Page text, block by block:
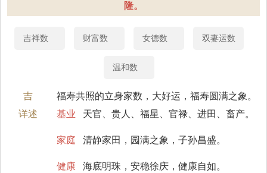
隆。
吉祥数 财富数 女德数 双妻运数
温和数
吉
福寿共照的立身家数，大好运，福寿圆满之象。
详述
基业 天官、贵人、福星、官禄、进田、畜产。
家庭 清静家田，园满之象，子孙昌盛。
健康 海底明珠，安稳徐庆，健康自如。